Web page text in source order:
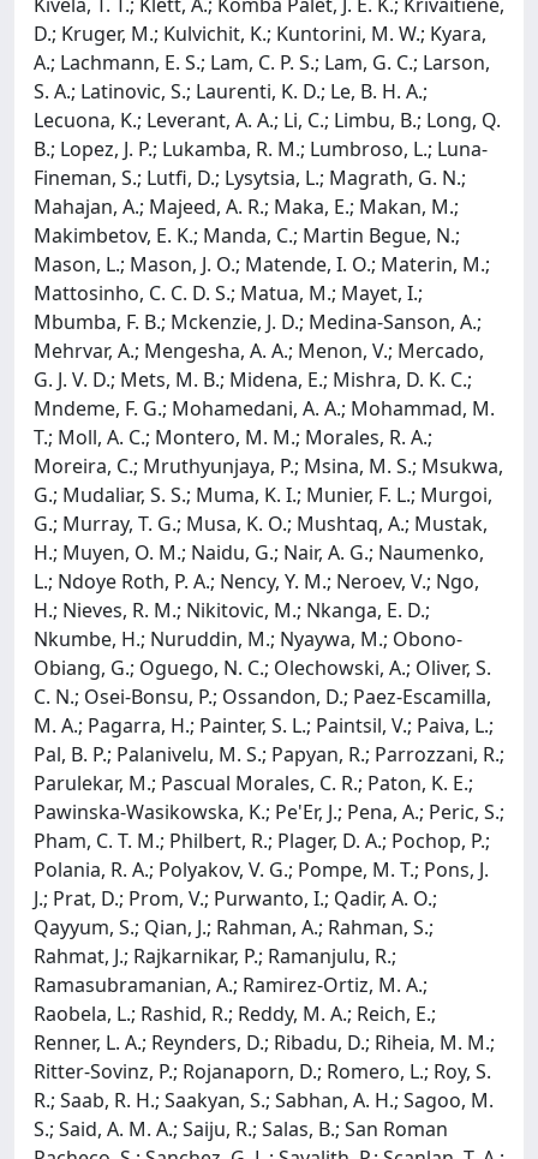
D.; Kruger, M.; Kulvichit, K.; Kuntorini, M. W.; Kyara,
A.; Lachmann, E. S.; Lam, C. P. S.; Lam, G. C.; Larson,
S. A.; Latinovic, S.; Laurenti, K. D.; Le, B. H. A.;
Lecuona, K.; Leverant, A. A.; Li, C.; Limbu, B.; Long, Q.
B.; Lopez, J. P.; Lukamba, R. M.; Lumbroso, L.; Luna-
Fineman, S.; Lutfi, D.; Lysytsia, L.; Magrath, G. N.;
Mahajan, A.; Majeed, A. R.; Maka, E.; Makan, M.;
Makimbetov, E. K.; Manda, C.; Martin Begue, N.;
Mason, L.; Mason, J. O.; Matende, I. O.; Materin, M.;
Mattosinho, C. C. D. S.; Matua, M.; Mayet, I.;
Mbumba, F. B.; Mckenzie, J. D.; Medina-Sanson, A.;
Mehrvar, A.; Mengesha, A. A.; Menon, V.; Mercado,
G. J. V. D.; Mets, M. B.; Midena, E.; Mishra, D. K. C.;
Mndeme, F. G.; Mohamedani, A. A.; Mohammad, M.
T.; Moll, A. C.; Montero, M. M.; Morales, R. A.;
Moreira, C.; Mruthyunjaya, P.; Msina, M. S.; Msukwa,
G.; Mudaliar, S. S.; Muma, K. I.; Munier, F. L.; Murgoi,
G.; Murray, T. G.; Musa, K. O.; Mushtaq, A.; Mustak,
H.; Muyen, O. M.; Naidu, G.; Nair, A. G.; Naumenko,
L.; Ndoye Roth, P. A.; Nency, Y. M.; Neroev, V.; Ngo,
H.; Nieves, R. M.; Nikitovic, M.; Nkanga, E. D.;
Nkumbe, H.; Nuruddin, M.; Nyaywa, M.; Obono-
Obiang, G.; Oguego, N. C.; Olechowski, A.; Oliver, S.
C. N.; Osei-Bonsu, P.; Ossandon, D.; Paez-Escamilla,
M. A.; Pagarra, H.; Painter, S. L.; Paintsil, V.; Paiva, L.;
Pal, B. P.; Palanivelu, M. S.; Papyan, R.; Parrozzani, R.;
Parulekar, M.; Pascual Morales, C. R.; Paton, K. E.;
Pawinska-Wasikowska, K.; Pe'Er, J.; Pena, A.; Peric, S.;
Pham, C. T. M.; Philbert, R.; Plager, D. A.; Pochop, P.;
Polania, R. A.; Polyakov, V. G.; Pompe, M. T.; Pons, J.
J.; Prat, D.; Prom, V.; Purwanto, I.; Qadir, A. O.;
Qayyum, S.; Qian, J.; Rahman, A.; Rahman, S.;
Rahmat, J.; Rajkarnikar, P.; Ramanjulu, R.;
Ramasubramanian, A.; Ramirez-Ortiz, M. A.;
Raobela, L.; Rashid, R.; Reddy, M. A.; Reich, E.;
Renner, L. A.; Reynders, D.; Ribadu, D.; Riheia, M. M.;
Ritter-Sovinz, P.; Rojanaporn, D.; Romero, L.; Roy, S.
R.; Saab, R. H.; Saakyan, S.; Sabhan, A. H.; Sagoo, M.
S.; Said, A. M. A.; Saiju, R.; Salas, B.; San Roman